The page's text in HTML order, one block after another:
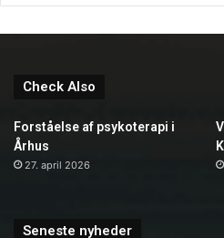
Check Also
Forståelse af psykoterapi i
Århus
27. april 2026
Seneste nyheder